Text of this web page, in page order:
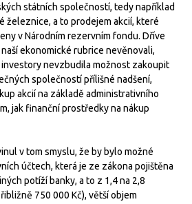
státních společností, tedy například
železnice, a to prodejem akcií, které
v Národním rezervním fondu. Dříve
ekonomické rubrice nevěnovali,
nevzbudila možnost zakoupit
společností přílišné nadšení,
akcií na základě administrativního
jak finanční prostředky na nákup
v tom smyslu, že by bylo možné
účtech, která je ze zákona pojištěna
potíží banky, a to z 1,4 na 2,8
750 000 Kč), větší objem